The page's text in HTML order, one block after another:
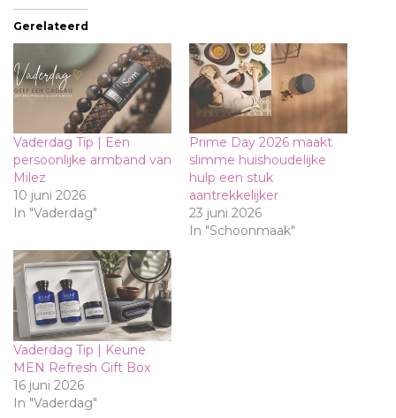
Gerelateerd
Vaderdag Tip | Een
persoonlijke armband van
Milez
10 juni 2026
In "Vaderdag"
Prime Day 2026 maakt
slimme huishoudelijke
hulp een stuk
aantrekkelijker
23 juni 2026
In "Schoonmaak"
Vaderdag Tip | Keune
MEN Refresh Gift Box
16 juni 2026
In "Vaderdag"